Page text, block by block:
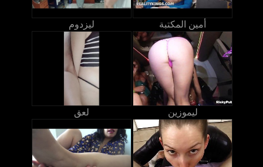
ليزدوم أمين المكتبة
لعق ليموزين